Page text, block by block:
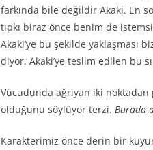
farkında bile değildir Akaki. En
tıpkı biraz önce benim de
Akaki’ye bu şekilde yaklaşması
diyor. Akaki’ye teslim edilen bu
Vücudunda ağrıyan iki
olduğunu söylüyor terzi. Burada
Karakterimiz önce derin bir